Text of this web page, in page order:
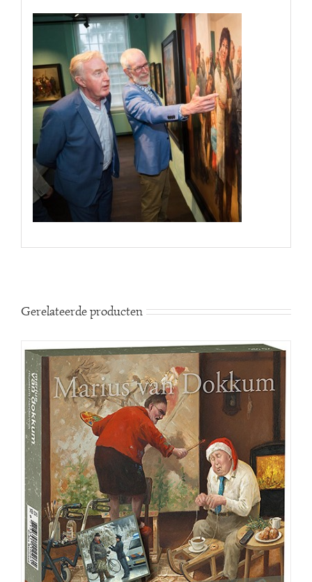
Gerelateerde producten